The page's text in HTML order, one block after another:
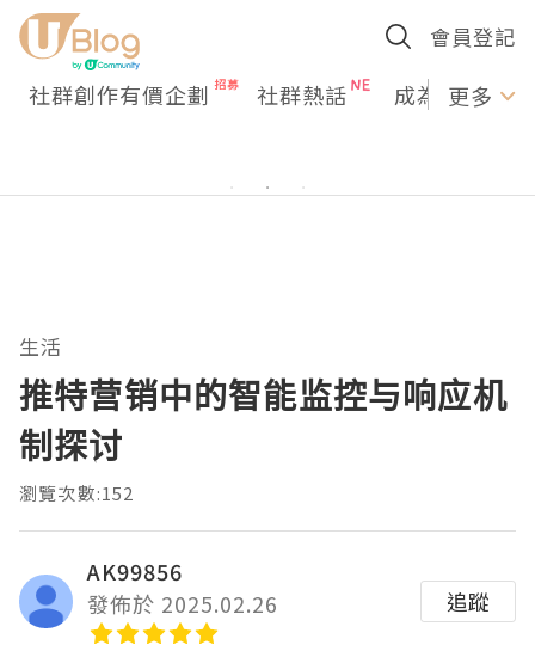
會員登記
社群創作有價企劃 社群熱話 成為U更多
生活
推特营销中的智能监控与响应机
制探讨
瀏覽次數:152
AK99856
發佈於 2025.02.26
追蹤